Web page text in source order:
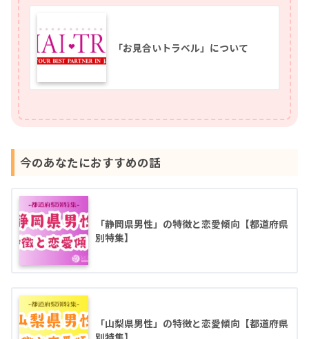
「お見合いトラベル」について
今のあなたにおすすめの話
「静岡県男性」の特徴と恋愛傾向【都道府県
別特集】
「山梨県男性」の特徴と恋愛傾向【都道府県